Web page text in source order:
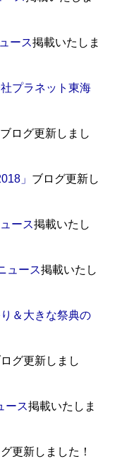
ース掲載いたしま
プラネット東海
ブログ更新しまし
」 ブログ更新し
ース掲載いたし
ュース掲載いたし
＆大きな祭典の
ログ更新しまし
ース掲載いたしま
更新しました！